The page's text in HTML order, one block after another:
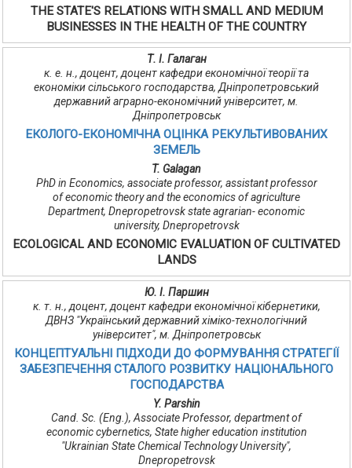
THE STATE'S RELATIONS WITH SMALL AND MEDIUM
BUSINESSES IN THE HEALTH OF THE COUNTRY
Т. І. Галаган
к. е. н., доцент, доцент кафедри економічної теорії та
економіки сільського господарства, Дніпропетровський
державний аграрно-економічний університет, м.
Дніпропетровськ
ЕКОЛОГО-ЕКОНОМІЧНА ОЦІНКА РЕКУЛЬТИВОВАНИХ
ЗЕМЕЛЬ
T. Galagan
PhD in Economics, associate professor, assistant professor
of economic theory and the economics of agriculture
Department, Dnepropetrovsk state agrarian- economic
university, Dnepropetrovsk
ECOLOGICAL AND ECONOMIC EVALUATION OF CULTIVATED
LANDS
Ю. І. Паршин
к. т. н., доцент, доцент кафедри економічної кібернетики,
ДВНЗ "Український державний хіміко-технологічний
університет", м. Дніпропетровськ
КОНЦЕПТУАЛЬНІ ПІДХОДИ ДО ФОРМУВАННЯ СТРАТЕГІЇ
ЗАБЕЗПЕЧЕННЯ СТАЛОГО РОЗВИТКУ НАЦІОНАЛЬНОГО
ГОСПОДАРСТВА
Y. Parshin
Cand. Sc. (Eng.), Associate Professor, department of
economic cybernetics, State higher education institution
"Ukrainian State Chemical Technology University",
Dnepropetrovsk